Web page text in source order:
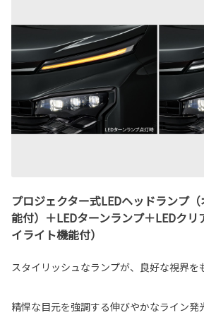
プロジェクター式LEDヘッドランプ
能付）＋LEDターンランプ＋LEDク
イライト機能付）
スタイリッシュなランプが、良好な視界を
精悍な目元を強調する伸びやかなライン発